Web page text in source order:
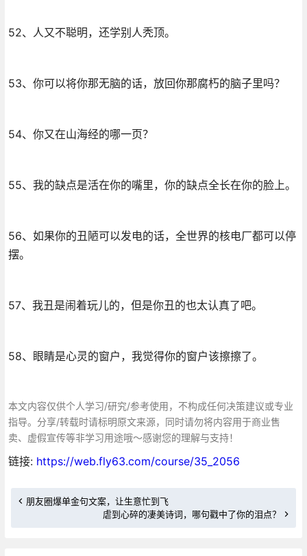
52、人又不聪明，还学别人秃顶。
53、你可以将你那无脑的话，放回你那腐朽的脑子里吗？
54、你又在山海经的哪一页？
55、我的缺点是活在你的嘴里，你的缺点全长在你的脸上。
56、如果你的丑陋可以发电的话，全世界的核电厂都可以停
摆。
57、我丑是闹着玩儿的，但是你丑的也太认真了吧。
58、眼睛是心灵的窗户，我觉得你的窗户该擦擦了。
本文内容仅供个人学习/研究/参考使用，不构成任何决策建议或专业
指导。分享/转载时请标明原文来源，同时请勿将内容用于商业售
卖、虚假宣传等非学习用途哦～感谢您的理解与支持！
链接: https://web.fly63.com/course/35_2056
朋友圈爆单金句文案，让生意忙到飞
虐到心碎的凄美诗词，哪句戳中了你的泪点？